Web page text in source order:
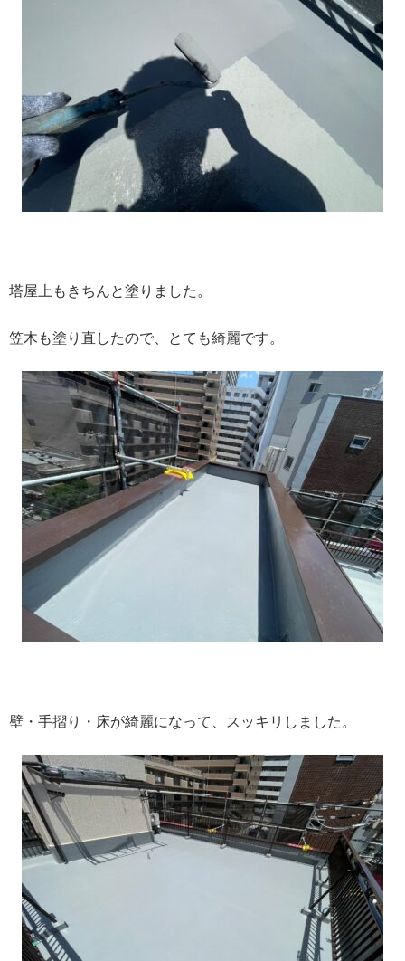
塔屋上もきちんと塗りました。
笠木も塗り直したので、とても綺麗です。
壁・手摺り・床が綺麗になって、スッキリしました。